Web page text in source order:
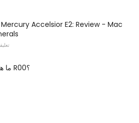
Accelsior E2: Review - Mac
ما هو ملف R00؟